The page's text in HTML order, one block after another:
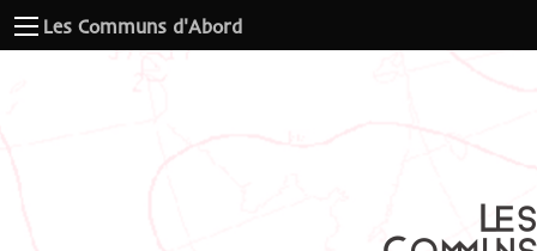
Les Communs d'Abord